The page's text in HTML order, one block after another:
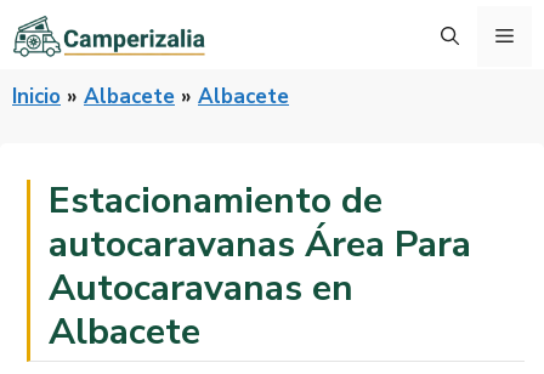
Saltar
al
Inicio » Albacete » Albacete
Estacionamiento de
autocaravanas Área Para
Autocaravanas en
Albacete